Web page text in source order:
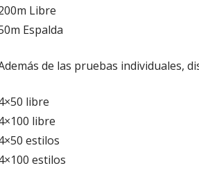
Libre
Espalda
de las pruebas individuales,
libre
libre
estilos
estilos